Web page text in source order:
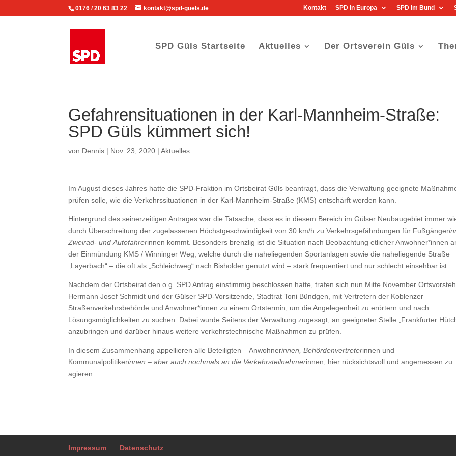
0176 / 20 63 83 22 kontakt@spd-guels.de Kontakt SPD in Europa SPD im Bund
SPD Güls Startseite Aktuelles Der Ortsverein Güls
Gefahrensituationen in der Karl-Mannheim-Straße:
SPD Güls kümmert sich!
von Dennis | Nov. 23, 2020 |Aktuelles
Im August dieses Jahres hatte die SPD-Fraktion im Ortsbeirat Güls beantragt, dass die Verwaltung geeignete
prüfen solle, wie die Verkehrssituationen in der Karl-Mannheim-Straße (KMS) entschärft werden kann.
Hintergrund des seinerzeitigen Antrages war die Tatsache, dass es in diesem Bereich im Gülser Neubaugebiet immer
durch Überschreitung der zugelassenen Höchstgeschwindigkeit von 30 km/h zu Verkehrsgefährdungen für Fußgänger
Zweirad- und Autofahrerinnen kommt. Besonders brenzlig ist die Situation nach Beobachtung etlicher Anwohner*innen
der Einmündung KMS / Winninger Weg, welche durch die naheliegenden Sportanlagen sowie die naheliegende Straße
„Layerbach“ – die oft als „Schleichweg“ nach Bisholder genutzt wird – stark frequentiert und nur schlecht einsehbar ist…
Nachdem der Ortsbeirat den o.g. SPD Antrag einstimmig beschlossen hatte, trafen sich nun Mitte November
Hermann Josef Schmidt und der Gülser SPD-Vorsitzende, Stadtrat Toni Bündgen, mit Vertretern der Koblenzer
Straßenverkehrsbehörde und Anwohner*innen zu einem Ortstermin, um die Angelegenheit zu erörtern und nach
Lösungsmöglichkeiten zu suchen. Dabei wurde Seitens der Verwaltung zugesagt, an geeigneter Stelle „Frankfurter
anzubringen und darüber hinaus weitere verkehrstechnische Maßnahmen zu prüfen.
In diesem Zusammenhang appellieren alle Beteiligten – Anwohnerinnen, Behördenvertreterinnen und
Kommunalpolitikerinnen – aber auch nochmals an die Verkehrsteilnehmerinnen, hier rücksichtsvoll und angemessen zu
agieren.
Impressum Datenschutz